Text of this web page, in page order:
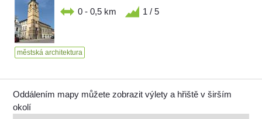
0 - 0,5 km 1 / 5
městská architektura
Oddálením mapy můžete zobrazit výlety a hřiště v širším
okolí